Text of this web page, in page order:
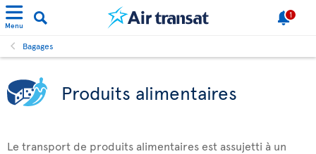
Menu
1
Bagages
Produits alimentaires
Le transport de produits alimentaires est assujetti à un